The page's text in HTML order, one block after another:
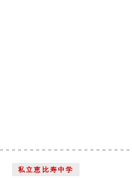
私立恵比寿中学